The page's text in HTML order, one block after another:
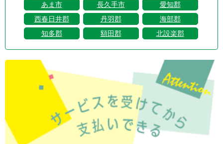
あま市
長久手市
愛知郡
西春日井郡
丹羽郡
海部郡
知多郡
額田郡 北設楽郡